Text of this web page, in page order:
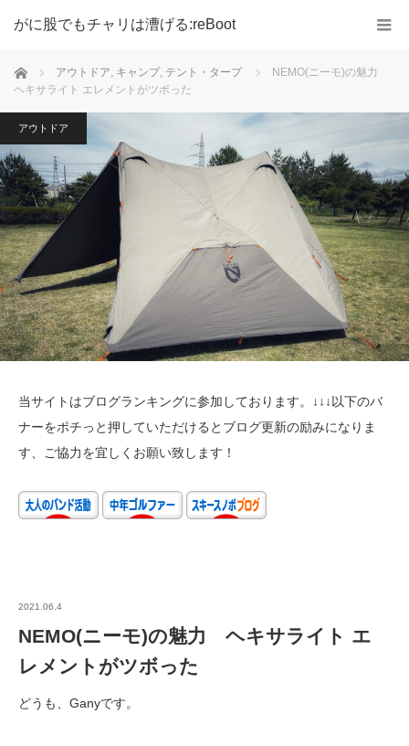
がに股でもチャリは漕げる:reBoot
ホーム アウトドア, キャンプ, テント・タープ
NEMO(ニーモ)の魅力
ヘキサライト エレメントがツボった
当サイトはブログランキングに参加しております。↓↓↓以下のバ
ナーをポチっと押していただけるとブログ更新の励みになりま
す、ご協力を宜しくお願い致します！
アウトドア
2021.06.4
NEMO(ニーモ)の魅力 ヘキサライト エ
レメントがツボった
どうも、Ganyです。